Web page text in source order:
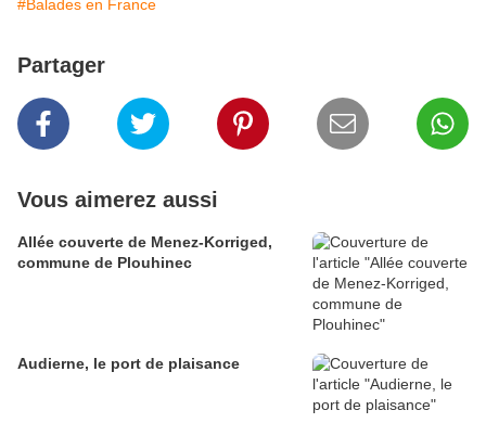
#Balades en France
Partager
Vous aimerez aussi
Allée couverte de Menez-Korriged,
commune de Plouhinec
Audierne, le port de plaisance